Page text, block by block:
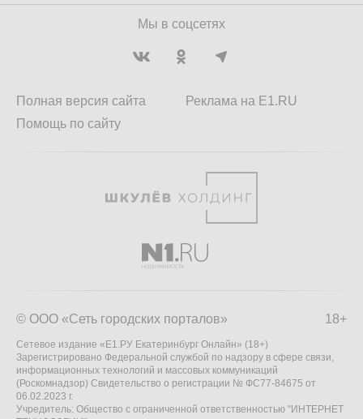
Мы в соцсетях
Полная версия сайта
Помощь по сайту
Реклама на E1.RU
18+
© ООО «Сеть городских порталов»
Сетевое издание «Е1.РУ Екатеринбург Онлайн» (18+)
Зарегистрировано Федеральной службой по надзору в сфере связи,
информационных технологий и массовых коммуникаций
(Роскомнадзор) Свидетельство о регистрации № ФС77-84675 от
06.02.2023 г.
Учредитель: Общество с ограниченной ответственностью "ИНТЕРНЕТ